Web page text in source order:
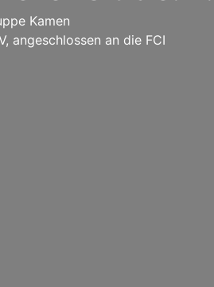
Kamen
angeschlossen an die FCI